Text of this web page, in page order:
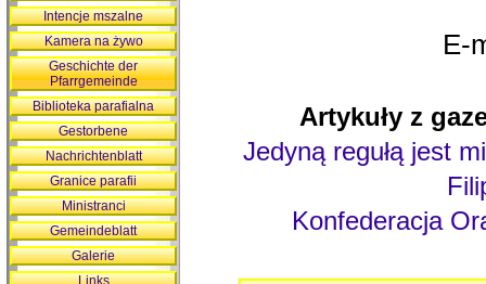
E-
Artykuły z
Jedyną regułą jest
Konfederacja
Intencje mszalne
Kamera na żywo
Geschichte der
Pfarrgemeinde
Biblioteka parafialna
Gestorbene
Nachrichtenblatt
Granice parafii
Ministranci
Gemeindeblatt
Galerie
Links